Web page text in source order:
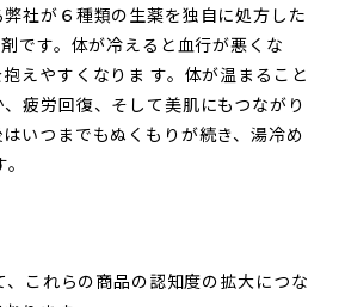
社が６種類の生薬を独自に処方した
です。体が冷えると血行が悪くな
えやすくなりま す。体が温まること
疲労回復、そして美肌にもつながり
いつまでもぬくもりが続き、湯冷め
これらの商品の認知度の拡大につな